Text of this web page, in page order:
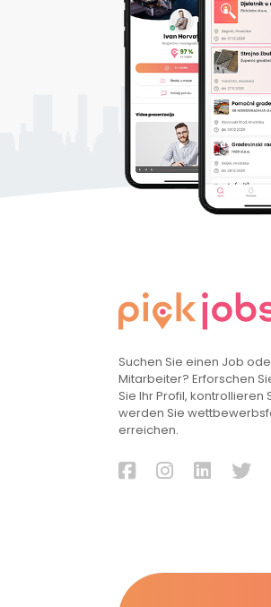
Suchen Sie einen Job
Mitarbeiter? Erforschen
Sie Ihr Profil, kontrollieren
werden Sie
erreichen.